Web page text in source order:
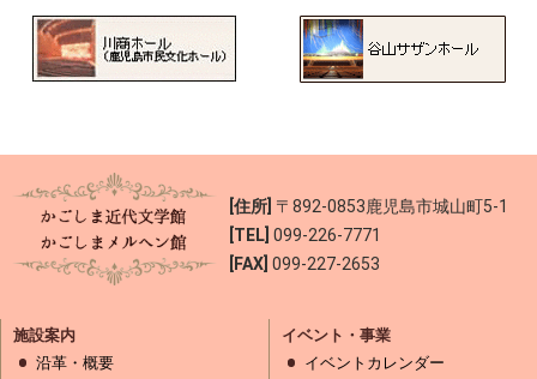
[住所] 〒892-0853鹿児島市城山町5-1
[TEL] 099-226-7771
[FAX] 099-227-2653
施設案内
沿革・概要
イベント・事業
イベントカレンダー